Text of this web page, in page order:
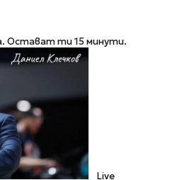
Остават ти 15 минути.
Live